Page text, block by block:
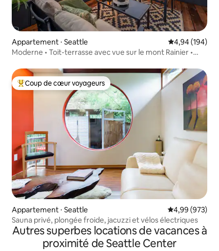
Appartement ⋅ Seattle Évaluation
4,94 (194)
Moderne • Toit-terrasse avec vue sur le mont Rainier •
Coups de cœur voyageurs les plus appréciés
Coup de cœur voyageurs
Appartement ⋅ Seattle Évaluation
4,99 (973)
Sauna privé, plongée froide, jacuzzi et vélos électriques
Autres superbes locations de vacances à
proximité de Seattle Center